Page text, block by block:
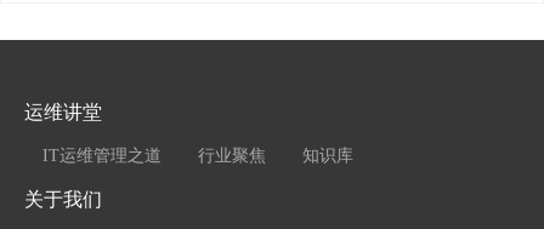
运维讲堂
IT运维管理之道 行业聚焦 知识库
关于我们